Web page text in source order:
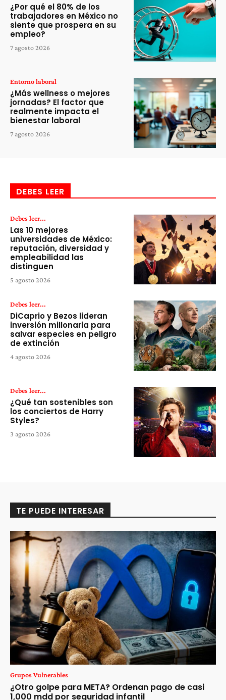
¿Por qué el 80% de los
trabajadores en México no
siente que prospera en su
empleo?
7 agosto 2026
Entorno laboral
¿Más wellness o mejores
jornadas? El factor que
realmente impacta el
bienestar laboral
7 agosto 2026
DEBES LEER
Debes leer...
Las 10 mejores
universidades de México:
reputación, diversidad y
empleabilidad las
distinguen
5 agosto 2026
Debes leer...
DiCaprio y Bezos lideran
inversión millonaria para
salvar especies en peligro
de extinción
4 agosto 2026
Debes leer...
¿Qué tan sostenibles son
los conciertos de Harry
Styles?
3 agosto 2026
TE PUEDE INTERESAR
Grupos Vulnerables
¿Otro golpe para META? Ordenan pago de casi
1,000 mdd por seguridad infantil